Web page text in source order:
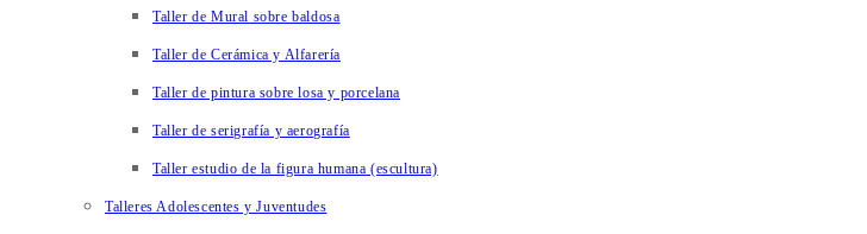
Taller de Mural sobre baldosa
Taller de Cerámica y Alfarería
Taller de pintura sobre losa y porcelana
Taller de serigrafía y aerografía
Taller estudio de la figura humana (escultura)
Talleres Adolescentes y Juventudes